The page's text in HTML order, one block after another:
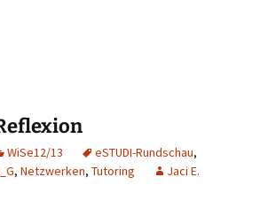
WiSe12/13 eSTUDI-Rundschau,
, Netzwerken, Tutoring Jaci E.